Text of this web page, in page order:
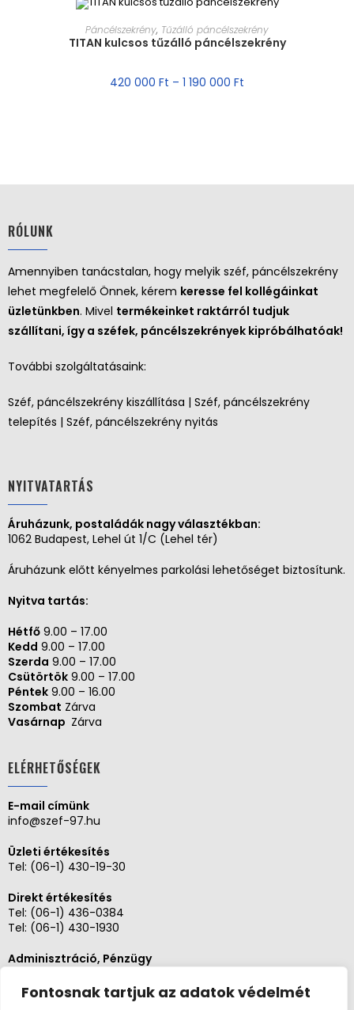
Fontosnak tartjuk az adatok védelmét
MÉRET VÁLASZTÁSA
Páncélszekrény, Tűzálló páncélszekrény
TITAN kulcsos tűzálló páncélszekrény
420 000 Ft – 1 190 000 Ft
RÓLUNK
Amennyiben tanácstalan, hogy melyik széf, páncélszekrény
lehet megfelelő Önnek, kérem keresse fel kollégáinkat
üzletünkben. Mivel termékeinket raktárról tudjuk
szállítani, így a széfek, páncélszekrények kipróbálhatóak!
További szolgáltatásaink:
Széf, páncélszekrény kiszállítása | Széf, páncélszekrény
telepítés | Széf, páncélszekrény nyitás
NYITVATARTÁS
Áruházunk, postaládák nagy választékban:
1062 Budapest, Lehel út 1/C (Lehel tér)
Áruházunk előtt kényelmes parkolási lehetőséget biztosítunk.
Nyitva tartás:
Hétfő 9.00 – 17.00
Kedd 9.00 – 17.00
Szerda 9.00 – 17.00
Csütörtök 9.00 – 17.00
Péntek 9.00 – 16.00
Szombat Zárva
Vasárnap Zárva
ELÉRHETŐSÉGEK
E-mail címünk
info@szef-97.hu
Üzleti értékesítés
Tel: (06-1) 430-19-30
Direkt értékesítés
Tel: (06-1) 436-0384
Tel: (06-1) 430-1930
Adminisztráció, Pénzügy
Szerviz és karbantartás